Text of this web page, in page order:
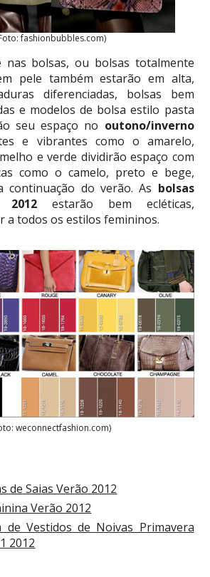
fashionbubbles.com)
nas bolsas, ou bolsas totalmente
pele também estarão em alta,
diferenciadas, bolsas bem
e modelos de bolsa estilo pasta
seu espaço no outono/inverno
e vibrantes como o amarelo,
e verde dividirão espaço com
como o camelo, preto e bege,
continuação do verão. As bolsas
2012 estarão bem ecléticas,
a todos os estilos femininos.
weconnectfashion.com)
de Saias Verão 2012
Verão 2012
de Vestidos de Noivas Primavera
2012